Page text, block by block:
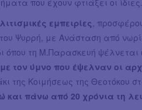
που έχουν φτιάξει οι ίδιες.
εμπειρίες,
Ψυρρή, με Ανάσταση από
όπου τη Μ.Παρασκευή ψέλνεται
τον ύμνο που έψελναν οι
της Κοιμήσεως της Θεοτόκου
και πάνω από 20 χρόνια τη